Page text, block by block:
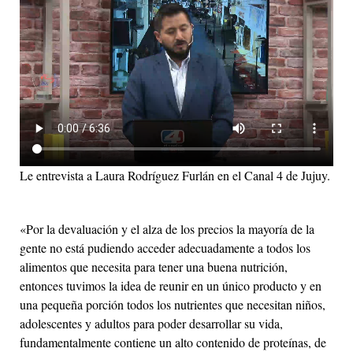
Le entrevista a Laura Rodríguez Furlán en el Canal 4 de Jujuy.
«Por la devaluación y el alza de los precios la mayoría de la
gente no está pudiendo acceder adecuadamente a todos los
alimentos que necesita para tener una buena nutrición,
entonces tuvimos la idea de reunir en un único producto y en
una pequeña porción todos los nutrientes que necesitan niños,
adolescentes y adultos para poder desarrollar su vida,
fundamentalmente contiene un alto contenido de proteínas, de